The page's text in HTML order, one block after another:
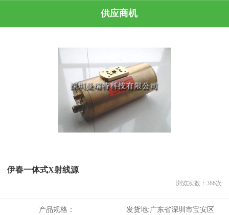
供应商机
伊春一体式X射线源
浏览次数： 386次
产品规格： 发货地:广东省深圳市宝安区